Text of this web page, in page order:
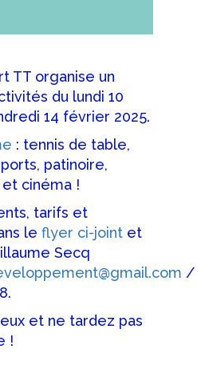
TT organise un
du lundi 10
14 février 2025.
: tennis de table,
patinoire,
cinéma !
tarifs et
le flyer ci-joint et
Secq
/
et ne tardez pas
!